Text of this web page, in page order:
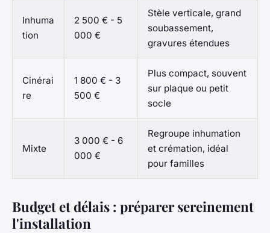
Inhuma
tion
2 500 € - 5
000 €
Stèle verticale, grand
soubassement,
gravures étendues
Cinérai
re
1 800 € - 3
500 €
Plus compact, souvent
sur plaque ou petit
socle
Mixte
3 000 € - 6
000 €
Regroupe inhumation
et crémation, idéal
pour familles
Budget et délais : préparer sereinement
l'installation